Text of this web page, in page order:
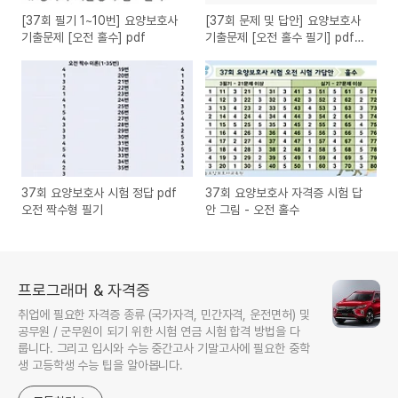
[37회 필기 1~10번] 요양보호사
기출문제 [오전 홀수] pdf
[37회 문제 및 답안] 요양보호사
기출문제 [오전 홀수 필기] pdf
37회 요양보호사 시험 정답 pdf
오전 짝수형 필기
37회 요양보호사 자격증 시험 답
안 그림 - 오전 홀수
프로그래머 & 자격증
취업에 필요한 자격증 종류 (국가자격, 민간자격, 운전면허) 및
공무원 / 군무원이 되기 위한 시험 연금 시험 합격 방법을 다
룹니다. 그리고 입시와 수능 중간고사 기말고사에 필요한 중학
생 고등학생 수능 팁을 알아봅니다.